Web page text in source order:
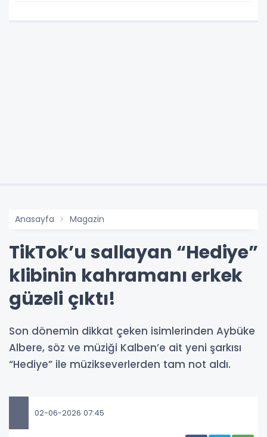
Anasayfa Magazin
TikTok’u sallayan “Hediye”
klibinin kahramanı erkek
güzeli çıktı!
Son dönemin dikkat çeken isimlerinden Aybüke
Albere, söz ve müziği Kalben’e ait yeni şarkısı
“Hediye” ile müzikseverlerden tam not aldı.
02-06-2026 07:45